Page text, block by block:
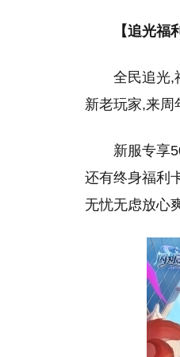
【追光福
全民追光,
新老玩家,来周
新服专享
还有终身福利
无忧无虑放心